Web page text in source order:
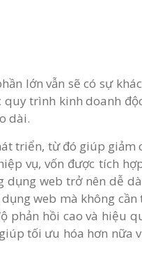
lớn vẫn sẽ có sự
trình kinh doanh
dài.
triển, từ đó giúp
vụ, vốn được tích hợp
web trở nên dễ
web mà không
hồi cao và hiệu
tối ưu hóa hơn nữa